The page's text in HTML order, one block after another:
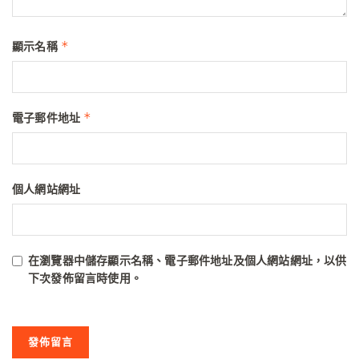
顯示名稱 *
電子郵件地址 *
個人網站網址
在瀏覽器中儲存顯示名稱、電子郵件地址及個人網站網址，以供
下次發佈留言時使用。